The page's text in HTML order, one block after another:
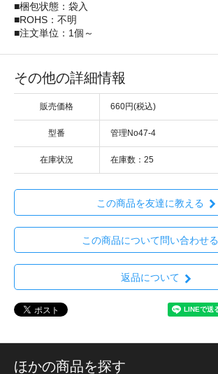
■梱包状態：袋入
■ROHS：不明
■注文単位：1個～
その他の詳細情報
販売価格 660円(税込)
型番 管理No47-4
在庫状況 在庫数：25
この商品を友達に教える
この商品について問い合わせる
返品について
ほかの商品を探す